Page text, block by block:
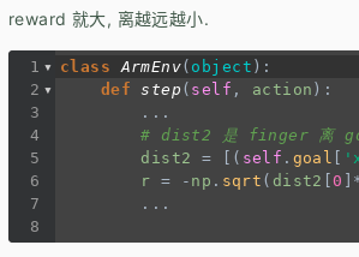
reward 就大, 离越远越小.
1 class ArmEnv( object ):
2
def step ( self , action ):
3
...
4
# dist2 是 finger 离
5
dist2 = [( self . goal
6
r = - np . sqrt ( dist2 [0
7
...
8